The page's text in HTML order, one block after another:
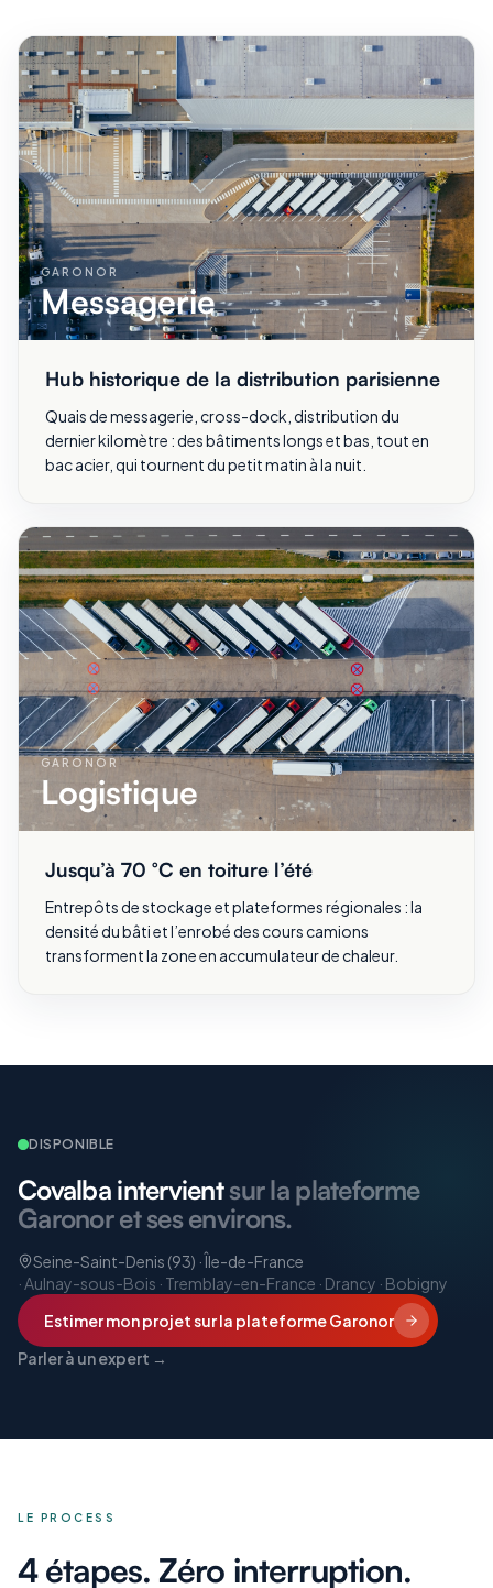
GARONOR
Messagerie
Hub historique de la distribution parisienne
Quais de messagerie, cross-dock, distribution du
dernier kilomètre : des bâtiments longs et bas, tout en
bac acier, qui tournent du petit matin à la nuit.
GARONOR
Logistique
Jusqu’à 70 °C en toiture l’été
Entrepôts de stockage et plateformes régionales : la
densité du bâti et l’enrobé des cours camions
transforment la zone en accumulateur de chaleur.
DISPONIBLE
Covalba intervientsur la plateforme
Garonor et ses environs.
Seine-Saint-Denis (93) · Île-de-France
·Aulnay-sous-Bois · Tremblay-en-France · Drancy · Bobigny
Estimer mon projetsur la plateforme Garonor
Parler à un expert →
LE PROCESS
4 étapes. Zéro interruption.